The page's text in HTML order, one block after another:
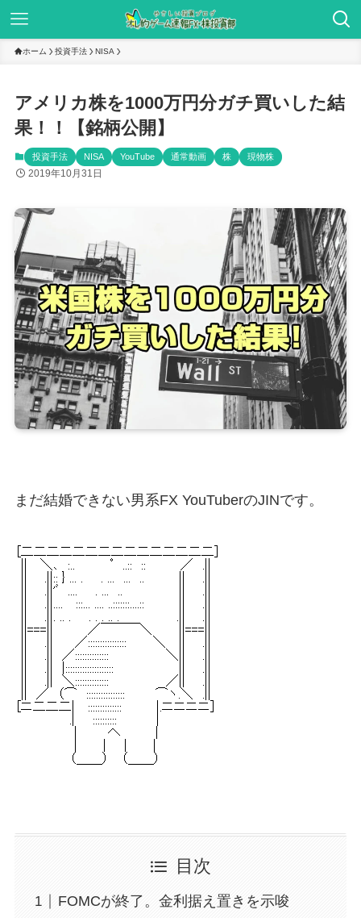
ホーム 投資手法 NISA
アメリカ株を1000万円分ガチ買いした結
果！！【銘柄公開】
投資手法 NISA YouTube 通常動画 株 現物株
2019年10月31日
まだ結婚できない男系FX YouTuberのJINです。
目次
FOMCが終了。金利据え置きを示唆